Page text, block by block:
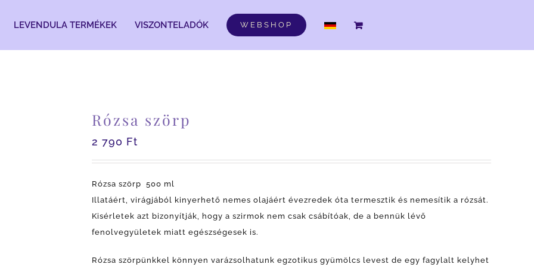
LEVENDULA TERMÉKEK VISZONTELADÓK WEBSHOP DE
Rózsa szörp
2 790 Ft
Rózsa szörp 500 ml
Illatáért, virágjából kinyerhető nemes olajáért évezredek óta termesztik és nemesítik a rózsát.
Kisérletek azt bizonyítják, hogy a szirmok nem csak csábítóak, de a bennük lévő
fenolvegyületek miatt egészségesek is.
Rózsa szörpünkkel könnyen varázsolhatunk egzotikus gyümölcs levest de egy fagylalt kelyhet